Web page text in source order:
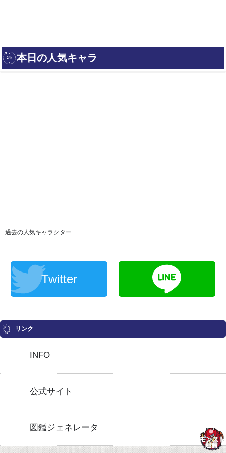
過去の人気キャラクター
Twitter
リンク
INFO
公式サイト
図鑑ジェネレータ